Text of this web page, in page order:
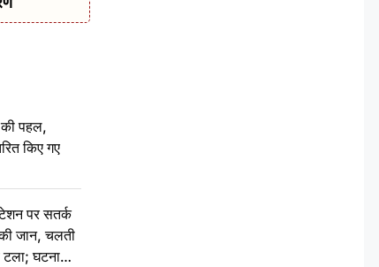
पहल,
किए गए
पर सतर्क
की जान, चलती
घटना